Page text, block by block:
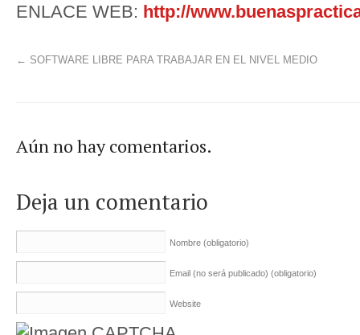
ENLACE WEB: http://
← SOFTWARE LIBRE PARA TRABAJAR EN EL NIVEL MEDIO
Aún no hay comentarios.
Deja un comentario
Nombre (obligatorio)
Email (no será publicado) (obligatorio)
Website